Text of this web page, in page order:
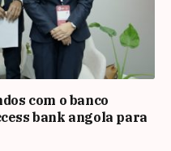
com o banco
bank angola para